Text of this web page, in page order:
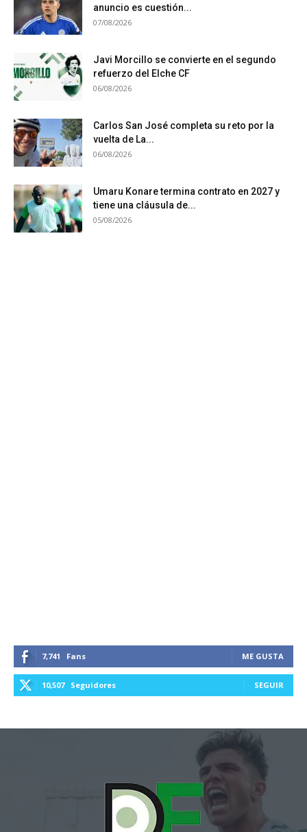
anuncio es cuestión...
07/08/2026
Javi Morcillo se convierte en el segundo
refuerzo del Elche CF
06/08/2026
Carlos San José completa su reto por la
vuelta de La...
06/08/2026
Umaru Konare termina contrato en 2027 y
tiene una cláusula de...
05/08/2026
7,741 Fans ME GUSTA
10,507 Seguidores SEGUIR